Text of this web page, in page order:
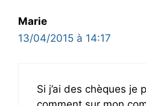
Marie
13/04/2015 à 14:17
Si j’ai des chèques je